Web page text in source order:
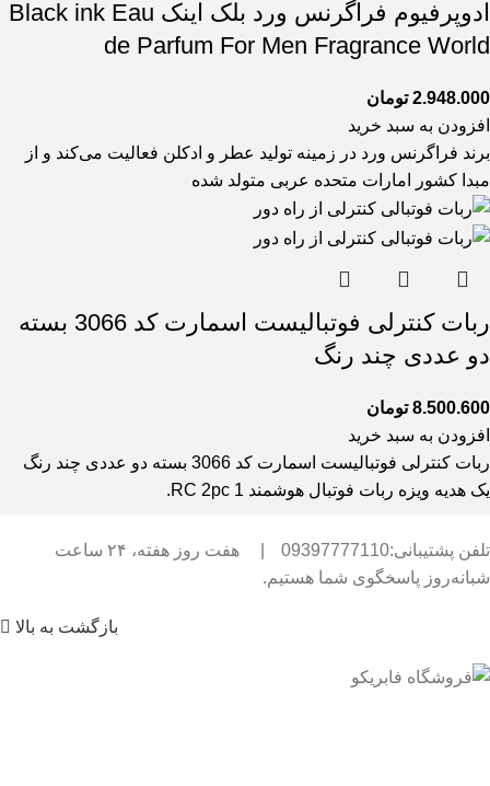
ادوپرفیوم فراگرنس ورد بلک اینک Black ink Eau
de Parfum For Men Fragrance World
2.948.000 تومان
افزودن به سبد خرید
برند فراگرنس ورد در زمینه تولید عطر و ادکلن فعالیت می‌کند و از
مبدا کشور امارات متحده عربی متولد شده
ربات کنترلی فوتبالیست اسمارت کد 3066 بسته
دو عددی چند رنگ
8.500.600 تومان
افزودن به سبد خرید
ربات کنترلی فوتبالیست اسمارت کد 3066 بسته دو عددی چند رنگ
یک هدیه ویزه ربات فوتبال هوشمند RC 2pc 1.
تلفن پشتیبانی:09397777110
هفت روز هفته، ۲۴ ساعت
شبانه‌روز پاسخگوی شما هستیم.
بازگشت به بالا